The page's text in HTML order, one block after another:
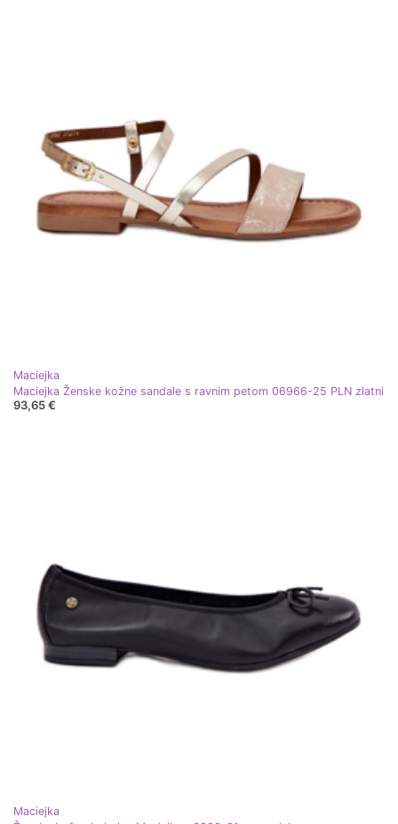
Maciejka
Maciejka Ženske kožne sandale s ravnim petom 06966-25 PLN zlatni
93,65 €
Maciejka